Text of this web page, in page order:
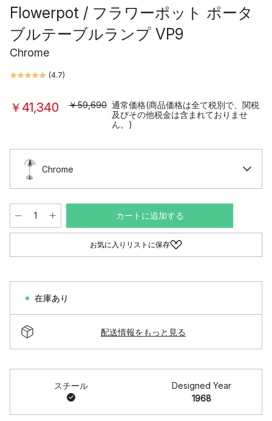
Flowerpot / フラワーポット ポータ
ブルテーブルランプ VP9
Chrome
(4.7)
￥41,340 ￥59,690 通常価格(商品価格は全て税別で、関税
及びその他税金は含まれておりませ
ん。)
Chrome
カートに追加する
お気に入りリストに保存
在庫あり
配送情報をもっと見る
スチール
Designed Year
1968